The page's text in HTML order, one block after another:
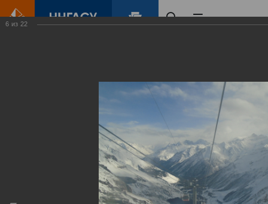
Фотогалерея
6 из 22